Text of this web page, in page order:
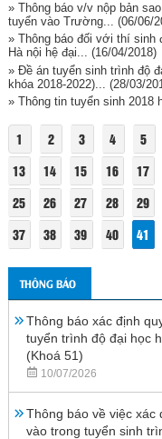
» Thông báo v/v nộp bản
tuyển vào Trường... (06/06/
» Thông báo đối với thí sinh
Hà nội hệ đại... (16/04/2018)
» Đề án tuyển sinh trình độ
khóa 2018-2022)...
(28/03/
» Thông tin tuyển sinh 2018
1 2 3 4 5
13
14 15 16 17
25
26 27 28 29
37
38 39 40 41
THÔNG BÁO
Thông báo xác định
tuyển trình độ đại học
(Khoá 51)
10/07/2026
Thông báo về việc
vào trong tuyển sinh